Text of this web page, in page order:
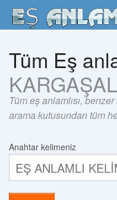
Tüm Eş
Tüm eş anlamlısı,
arama kutusundan tüm
Anahtar kelimeniz